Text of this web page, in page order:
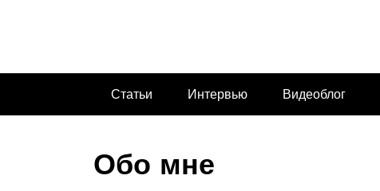
Статьи Интервью Видеоблог
Обо мне